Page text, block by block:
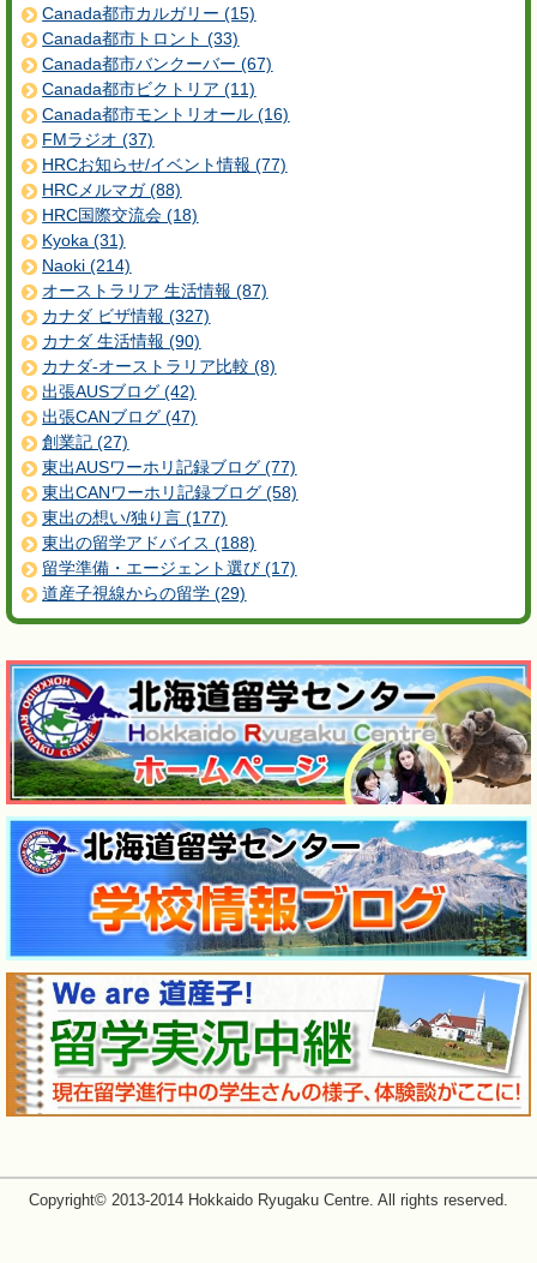
Canada都市カルガリー (15)
Canada都市トロント (33)
Canada都市バンクーバー (67)
Canada都市ビクトリア (11)
Canada都市モントリオール (16)
FMラジオ (37)
HRCお知らせ/イベント情報 (77)
HRCメルマガ (88)
HRC国際交流会 (18)
Kyoka (31)
Naoki (214)
オーストラリア 生活情報 (87)
カナダ ビザ情報 (327)
カナダ 生活情報 (90)
カナダ-オーストラリア比較 (8)
出張AUSブログ (42)
出張CANブログ (47)
創業記 (27)
東出AUSワーホリ記録ブログ (77)
東出CANワーホリ記録ブログ (58)
東出の想い/独り言 (177)
東出の留学アドバイス (188)
留学準備・エージェント選び (17)
道産子視線からの留学 (29)
Copyright© 2013-2014 Hokkaido Ryugaku Centre. All rights reserved.